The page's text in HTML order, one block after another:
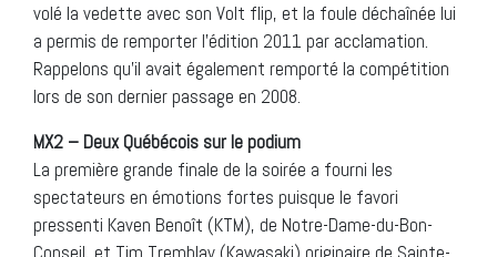
volé la vedette avec son Volt flip, et la foule déchaînée lui
a permis de remporter l’édition 2011 par acclamation.
Rappelons qu’il avait également remporté la compétition
lors de son dernier passage en 2008.
MX2 – Deux Québécois sur le podium
La première grande finale de la soirée a fourni les
spectateurs en émotions fortes puisque le favori
pressenti Kaven Benoît (KTM), de Notre-Dame-du-Bon-